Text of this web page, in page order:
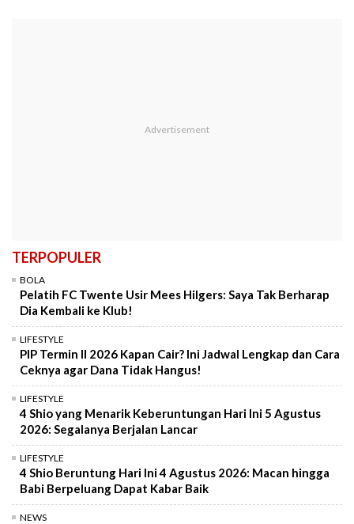
TERPOPULER
BOLA
Pelatih FC Twente Usir Mees Hilgers: Saya Tak Berharap
Dia Kembali ke Klub!
LIFESTYLE
PIP Termin II 2026 Kapan Cair? Ini Jadwal Lengkap dan Cara
Ceknya agar Dana Tidak Hangus!
LIFESTYLE
4 Shio yang Menarik Keberuntungan Hari Ini 5 Agustus
2026: Segalanya Berjalan Lancar
LIFESTYLE
4 Shio Beruntung Hari Ini 4 Agustus 2026: Macan hingga
Babi Berpeluang Dapat Kabar Baik
NEWS